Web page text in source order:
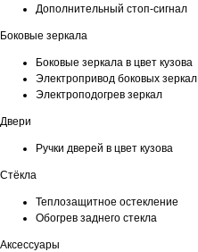
Дополнительный стоп-сигнал
Боковые зеркала
Боковые зеркала в цвет кузова
Электропривод боковых зеркал
Электроподогрев зеркал
Двери
Ручки дверей в цвет кузова
Стёкла
Теплозащитное остекление
Обогрев заднего стекла
Аксессуары